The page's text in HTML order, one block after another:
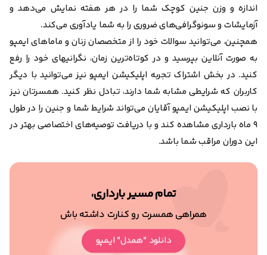
اندازه و وزن جنین کوچک شما را در هر هفته نمایش می‌دهد و
آزمایشات و سونوگرافی‌های ضروری را به شما یادآوری می‌کند.
همچنین، می‌توانید سوالات خود را از متخصصان زنان و ماماهای ایمپو
به صورت آنلاین بپرسید و در کوتاه‌ترین زمان، نگرانی‎های خود را رفع
کنید. در بخش اشتراک تجربه اپلیکیشن ایمپو نیز می‌توانید با دیگر
کاربران که شرایطی مشابه شما دارند، تبادل نظر کنید. همسرتان نیز
با نصب اپلیکیشن ایمپو آقایان می‌تواند شرایط شما و جنین را در طول
۹ ماه بارداری مشاهده کند و با دریافت توصیه‌های اختصاصی بهتر در
این دوران مراقب شما باشد.
تمام مسیر بارداری،
همراهی همسرت رو کنارت داشته باش
دانلود "همدل" ایمپو